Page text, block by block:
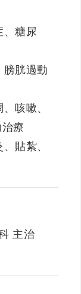
、糖尿
膀胱過動
咳嗽、
療
貼紮、
主治